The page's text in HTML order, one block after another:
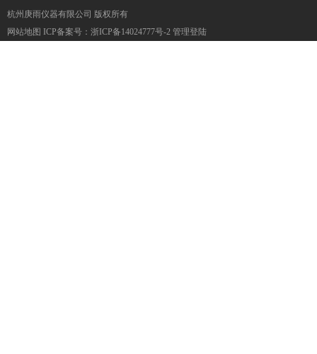
杭州庚雨仪器有限公司 版权所有
网站地图 ICP备案号： 浙ICP备14024777号-2 管理登陆